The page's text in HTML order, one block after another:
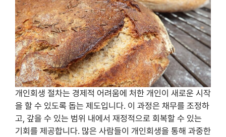
개인회생 절차는 경제적 어려움에 처한 개인이 새로운 시작
을 할 수 있도록 돕는 제도입니다. 이 과정은 채무를 조정하
고, 갚을 수 있는 범위 내에서 재정적으로 회복할 수 있는
기회를 제공합니다. 많은 사람들이 개인회생을 통해 과중한